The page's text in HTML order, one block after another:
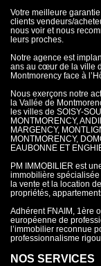
Votre meilleure
clients vendeurs/
nous voir et nous
leurs proches.
Notre agence est
ans au cœur de la ville
Montmorency face à
Nous exerçons notre
la Vallée de
les villes de SOISY-
MONTMORENCY,
MARGENCY,
MONTMORENCY,
EAUBONNE ET
PM IMMOBILIER est
immobilière spécialisée
la vente et la location
propriétés,
Adhérent FNAIM, 1ère
européenne de
l’immobilier reconnue
professionnalisme
NOS SERVICES